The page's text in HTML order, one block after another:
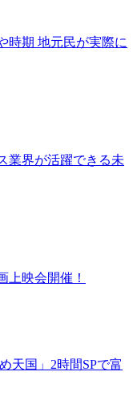
時期 地元民が実際に
業界が活躍できる未
上映会開催！
天国」2時間SPで富